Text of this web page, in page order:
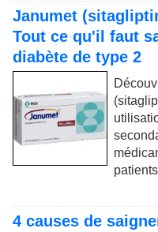
Janumet
Tout ce qu'il faut
diabète de type 2
4 causes de